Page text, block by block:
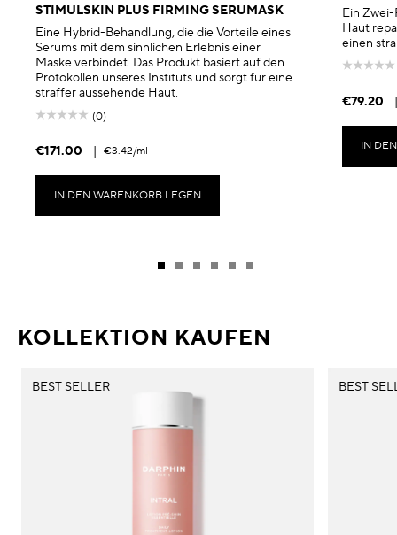
STIMULSKIN PLUS FIRMING SERUMASK
Eine Hybrid-Behandlung, die die Vorteile eines
Serums mit dem sinnlichen Erlebnis einer
Maske verbindet. Das Produkt basiert auf den
Protokollen unseres Instituts und sorgt für eine
straffer aussehende Haut.
(0)
€171.00 | €3.42/ml
IN DEN WARENKORB LEGEN
Ein
Haut
einen
€79.20 |
IN
KOLLEKTION KAUFEN
BEST SELLER BEST